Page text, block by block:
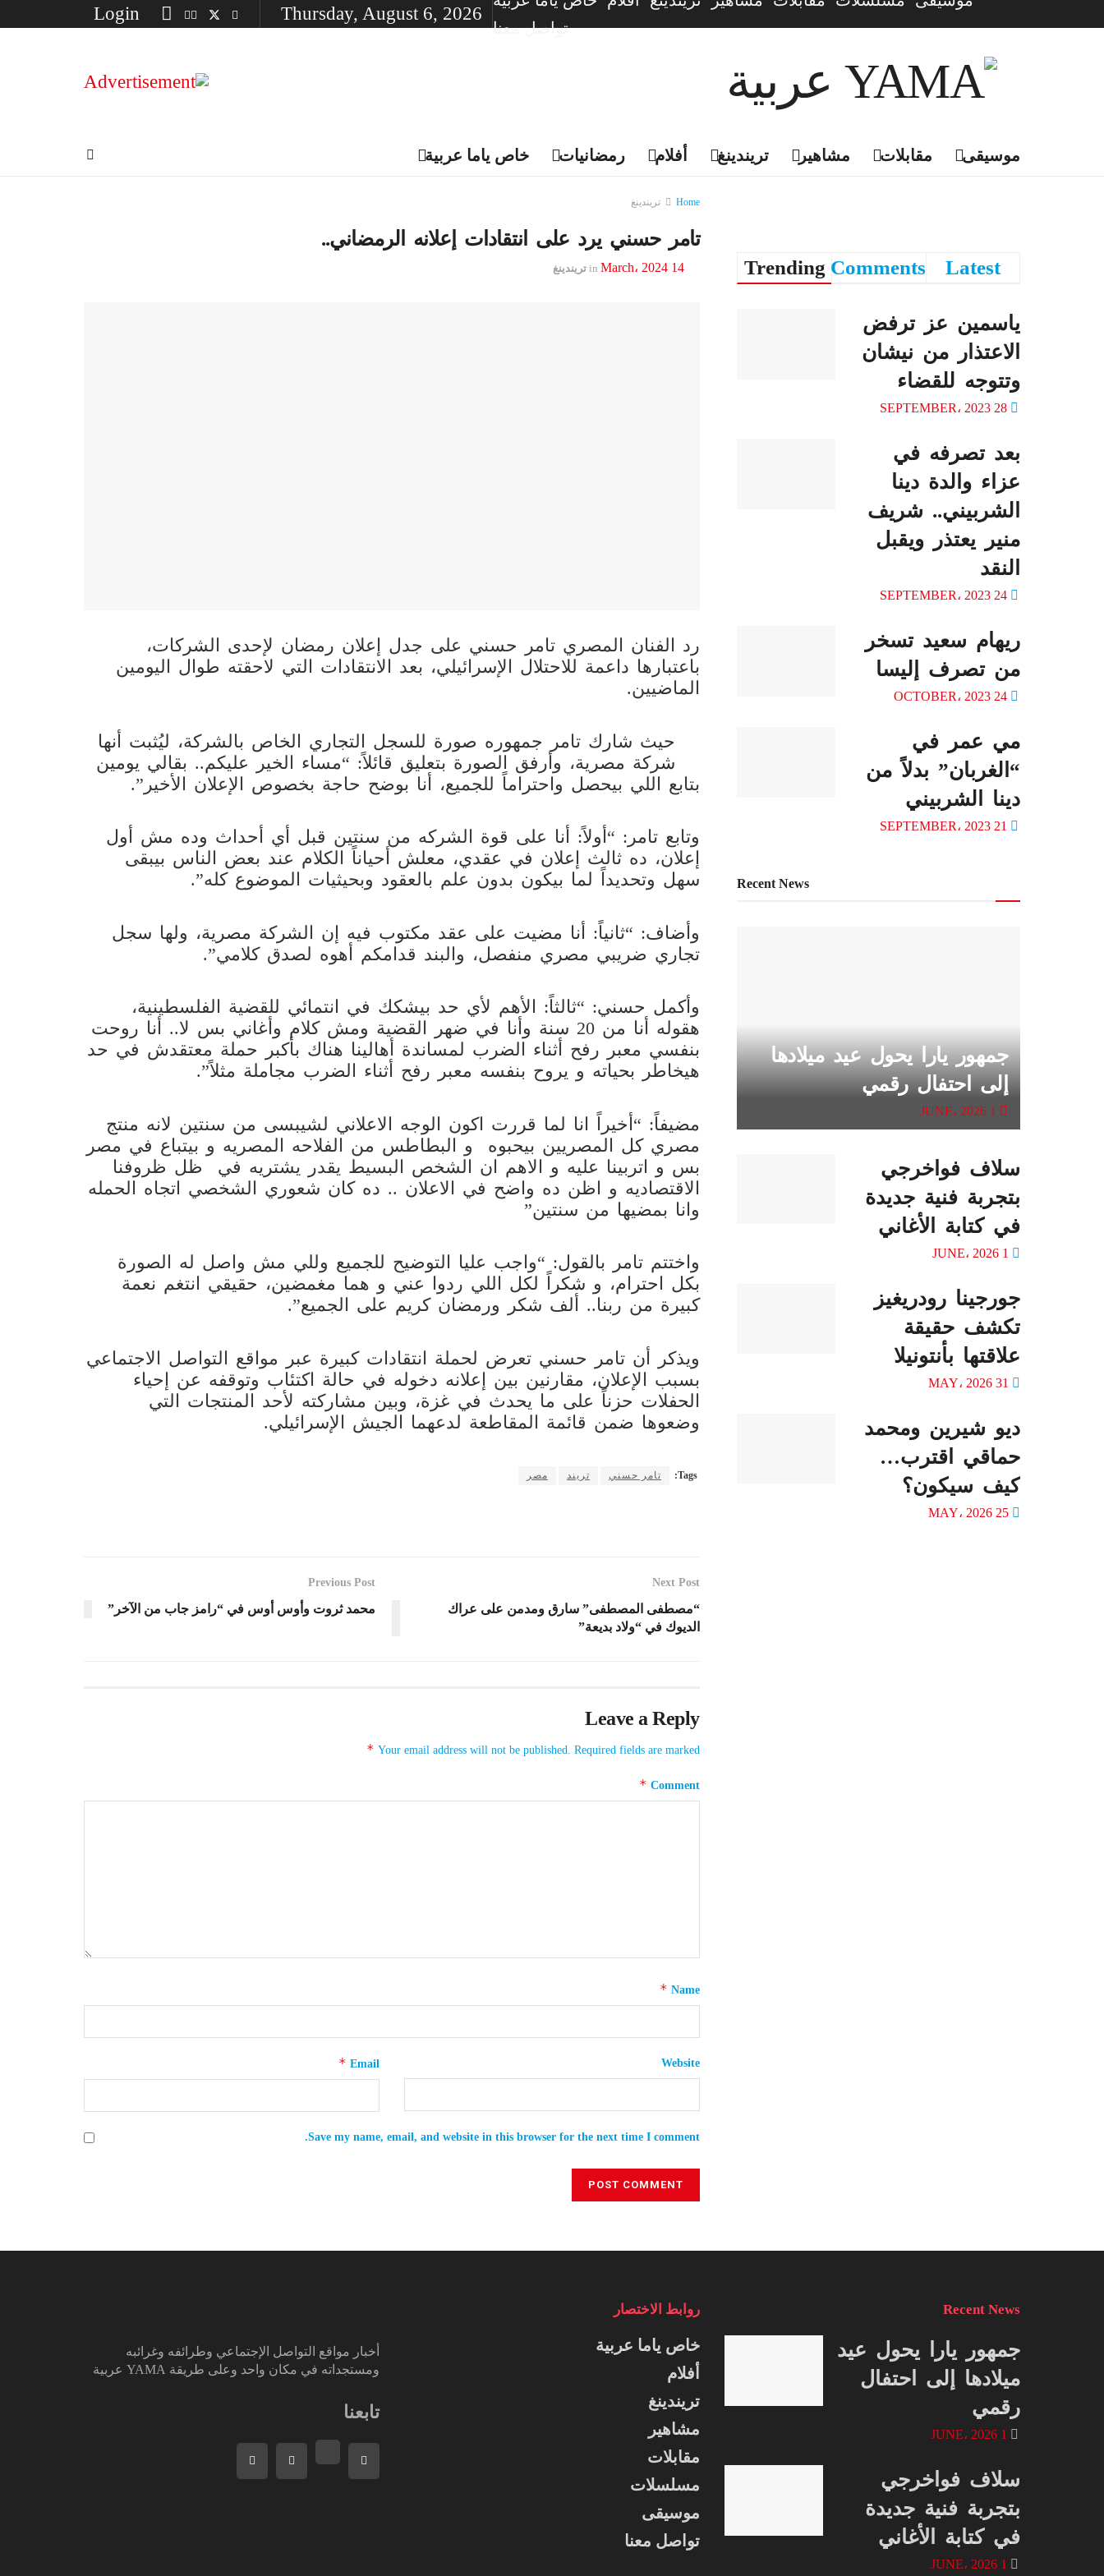
تواصل معنا
Thursday, August 6, 2026
خاص ياما عربية رمضانيات أفلام تريندينغ مشاهير مقابلات موسيقى
Home تريندينغ
تامر حسني يرد على انتقادات إعلانه الرمضاني..
14 March، 2024 in تريندينغ
رد الفنان المصري تامر حسني على جدل إعلان رمضان لإحدى الشركات،
باعتبارها داعمة للاحتلال الإسرائيلي، بعد الانتقادات التي لاحقته طوال اليومين
الماضيين.
حيث شارك تامر جمهوره صورة للسجل التجاري الخاص بالشركة، ليُثبت أنها
شركة مصرية، وأرفق الصورة بتعليق قائلاً: “مساء الخير عليكم.. بقالي يومين
بتابع اللي بيحصل واحتراماً للجميع، أنا بوضح حاجة بخصوص الإعلان الأخير”.
وتابع تامر: “أولاً: أنا على قوة الشركه من سنتين قبل أي أحداث وده مش أول
إعلان، ده ثالث إعلان في عقدي، معلش أحياناً الكلام عند بعض الناس بيبقى
سهل وتحديداً لما بيكون بدون علم بالعقود وبحيثيات الموضوع كله”.
وأضاف: “ثانياً: أنا مضيت على عقد مكتوب فيه إن الشركة مصرية، ولها سجل
تجاري ضريبي مصري منفصل، والبند قدامكم أهوه لصدق كلامي”.
وأكمل حسني: “ثالثاً: الأهم لأي حد بيشكك في انتمائي للقضية الفلسطينية،
هقوله أنا من 20 سنة وأنا في ضهر القضية ومش كلام وأغاني بس لا.. أنا روحت
بنفسي معبر رفح أثناء الضرب لمساندة أهالينا هناك بأكبر حملة معتقدش في حد
هيخاطر بحياته و يروح بنفسه معبر رفح أثناء الضرب مجاملة مثلاً”.
مضيفاً: “أخيراً انا لما قررت اكون الوجه الاعلاني لشيبسى من سنتين لانه منتج
مصري كل المصريين بيحبوه و البطاطس من الفلاحه المصريه و بيتباع في مصر
بس و اتربينا عليه و الاهم ان الشخص البسيط يقدر يشتريه في ظل ظروفنا
الاقتصاديه و اظن ده واضح في الاعلان .. ده كان شعوري الشخصي اتجاه الحمله
وانا بمضيها من سنتين”
واختتم تامر بالقول: “واجب عليا التوضيح للجميع وللي مش واصل له الصورة
بكل احترام، و شكراً لكل اللي ردوا عني و هما مغمضين، حقيقي انتغم نعمة
كبيرة من ربنا.. ألف شكر ورمضان كريم على الجميع”.
ويذكر أن تامر حسني تعرض لحملة انتقادات كبيرة عبر مواقع التواصل الاجتماعي
بسبب الإعلان، مقارنين بين إعلانه دخوله في حالة اكتئاب وتوقفه عن إحياء
الحفلات حزناً على ما يحدث في غزة، وبين مشاركته لأحد المنتجات التي
وضعوها ضمن قائمة المقاطعة لدعهما الجيش الإسرائيلي.
Tags: تامر حسني تريند مصر
Previous Post
محمد ثروت وأوس أوس في “رامز جاب من الآخر”
Next Post
“مصطفى المصطفى” سارق ومدمن على عراك
الديوك في “ولاد بديعة”
Leave a Reply
Your email address will not be published. Required fields are marked
*
Comment
*
Name
*
Email
* Website
Save my name, email, and website in this browser for the next time I comment.
Trending Comments Latest
ياسمين عز ترفض
الاعتذار من نيشان
وتتوجه للقضاء
بعد تصرفه في
عزاء والدة دينا
الشربيني.. شريف
منير يعتذر ويقبل
النقد
ريهام سعيد تسخر
من تصرف إليسا
مي عمر في
“الغربان” بدلاً من
دينا الشربيني
Recent News
جمهور يارا يحول عيد ميلادها
إلى احتفال رقمي
سلاف فواخرجي
بتجربة فنية جديدة
في كتابة الأغاني
جورجينا رودريغيز
تكشف حقيقة
علاقتها بأنتونيلا
ديو شيرين ومحمد
حماقي اقترب…
كيف سيكون؟
أخبار مواقع التواصل الإجتماعي وطرائفه وغرائبه
ومستجداته في مكان واحد وعلى طريقة YAMA عربية
تابعنا
روابط الاختصار
خاص ياما عربية
أفلام
تريندينغ
مشاهير
مقابلات
مسلسلات
موسيقى
تواصل معنا
Recent News
جمهور يارا يحول عيد
ميلادها إلى احتفال
رقمي
سلاف فواخرجي
بتجربة فنية جديدة
في كتابة الأغاني